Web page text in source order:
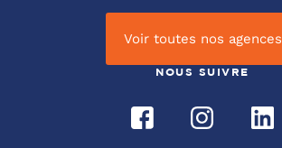
Voir toutes nos agences
NOUS SUIVRE